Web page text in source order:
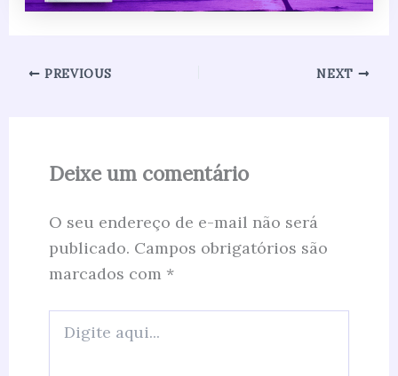
PREVIOUS NEXT
Deixe um comentário
O seu endereço de e-mail não será
publicado. Campos obrigatórios são
marcados com *
aqui...